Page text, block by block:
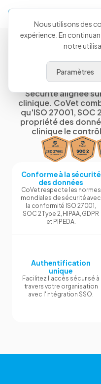
Sécurité,
Sécurité alignée
clinique. CoVet
qu'ISO 27001, SOC
propriété des
clinique le
Conforme à la sécurité
des données
CoVet respecte les normes
mondiales de sécurité avec
la conformité ISO 27001,
SOC 2 Type 2, HIPAA, GDPR
et PIPEDA.
Authentification
unique
Facilitez l'accès sécurisé à
travers votre organisation
avec l'intégration SSO.
Nous utilisons des
expérience. En
notre
Paramètres